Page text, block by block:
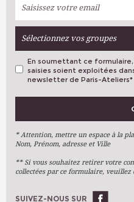
Sélectionnez vos groupes
VOS PRÉFÉRENCES
Arts Plastiques
Arts Du Texte
Arts Numériques
Ateliers À L'année
En soumettant ce
saisies soient exploitées
newsletter de Paris-Ateliers*
* Attention, mettre un espace à la
Nom, Prénom, adresse et Ville
** Si vous souhaitez retirer votre
collectées par ce formulaire, veuillez
SUIVEZ-NOUS SUR